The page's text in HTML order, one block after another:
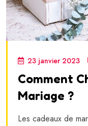
23 janvier 2023
Comment
Mariage ?
Les cadeaux de